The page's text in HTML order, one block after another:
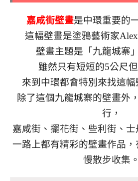
嘉咸街壁畫是中環重要的
這幅壁畫是塗鴉藝術家
壁畫主題是「九龍城寨
雖然只有短短的5公尺
來到中環都會特別來找這幅
除了這個九龍城寨的壁畫外
行，
嘉咸街、擺花街、些利街、
一路上都有精彩的壁畫作品，
慢散步收集。